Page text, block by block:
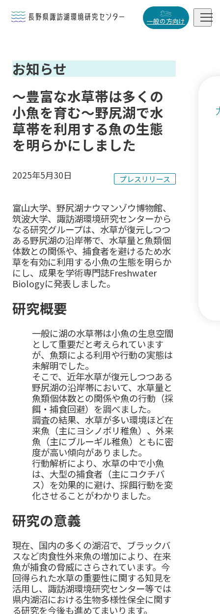


研究活動

データベース

一般の方向け 
お知らせ
～豊富な水草帯は多くの
小魚を育む～野尻湖で水
草帯を利用する魚の生態
を明らかにしました
プレスリリース
2025年5月30日
富山大学、野尻湖ナウマンゾウ博物館、
筑波大学、諏訪湖環境研究センターから
なる研究グループは、水草が復元しつつ
ある野尻湖の沿岸帯で、水草量と魚類個
体数との関係や、捕食者を避けるため水
草を有効に利用する小魚の生態を明らか
にし、成果を学術専門誌Freshwater
Biologyに発表しました。
研究概要
一般に湖の水草帯は小魚の生息空間
として重要だと考えられています
が、魚類による利用や行動の実態は
未解明でした。
そこで、近年水草が復元しつつある
野尻湖の沿岸帯において、水草量と
魚類個体数との関係や魚の行動（採
餌・捕食回避）を調べました。
調査の結果、水草が多い環境ほど在
来魚（主にヨシノボリ稚魚）、外来
魚（主にブルーギル稚魚）ともに密
度が高い傾向がありました。
行動解析により、水草の中で小魚
は、大型の捕食者（主にコクチバ
ス）を効果的に避け、採餌行動を変
化させることがわかりました。
研究の意義
現在、国内の多くの湖沼で、ブラックバ
スなど肉食性外来魚の増加により、在来
魚が捕食の脅威にさらされています。今
回得られた水草の重要性に関する知見を
活用し、諏訪湖環境研究センター等では
県内湖沼における生物多様性保全に関す
る研究を今後も進めてまいります。